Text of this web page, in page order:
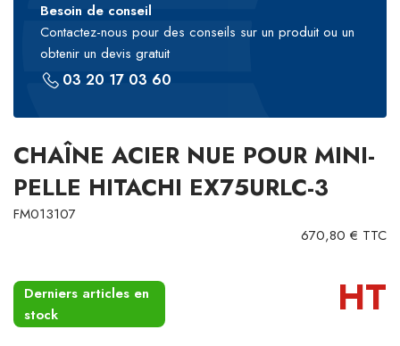
Besoin de conseil
Contactez-nous pour des conseils sur un produit ou un
obtenir un devis gratuit
03 20 17 03 60
CHAÎNE ACIER NUE POUR MINI-
PELLE HITACHI EX75URLC-3
FM013107
670,80 € TTC
Derniers articles en
stock
HT